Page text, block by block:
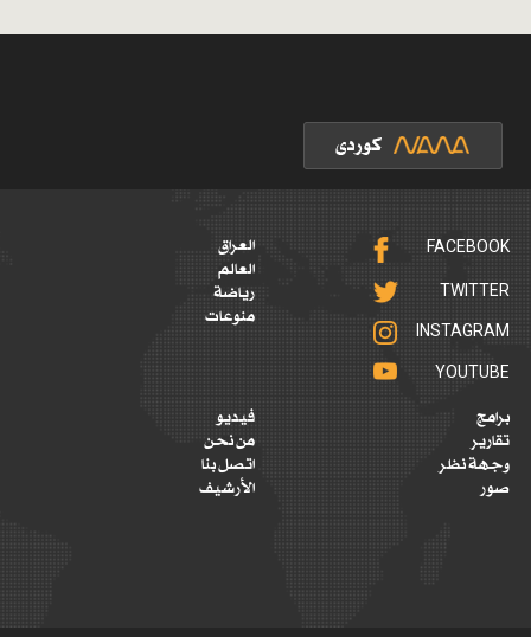
FACEBOOK
TWITTER
INSTAGRAM
YOUTUBE
العراق
العالم
رياضة
منوعات
برامج
تقارير
وجهة نظر
صور
فيديو
من نحن
اتصل بنا
الأرشيف